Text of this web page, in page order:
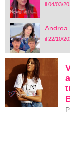
il 04/03/
Andrea
il 22/10/